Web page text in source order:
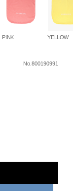
PINK YELLOW
No.800190991